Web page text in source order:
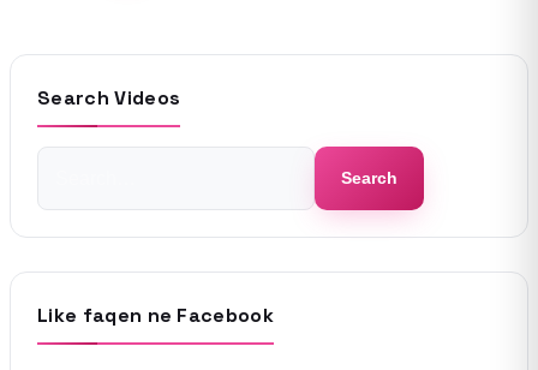
Search Videos
Search
Like faqen ne Facebook